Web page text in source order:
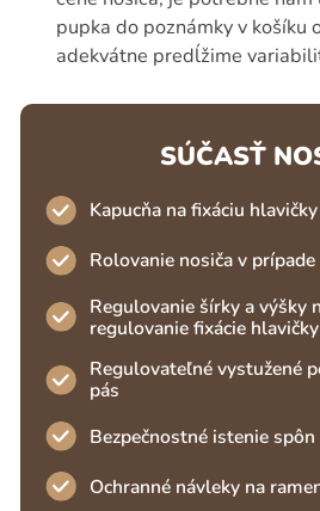
pupka do poznámky v košíku
adekvátne predĺžime
SÚČASŤ
Kapucňa na fixáciu hlavičky
Rolovanie nosiča v
Regulovanie šírky a výšky
regulovanie fixácie hlavičky
Regulovateľné vystužené
pás
Bezpečnostné istenie spôn
Ochranné návleky na